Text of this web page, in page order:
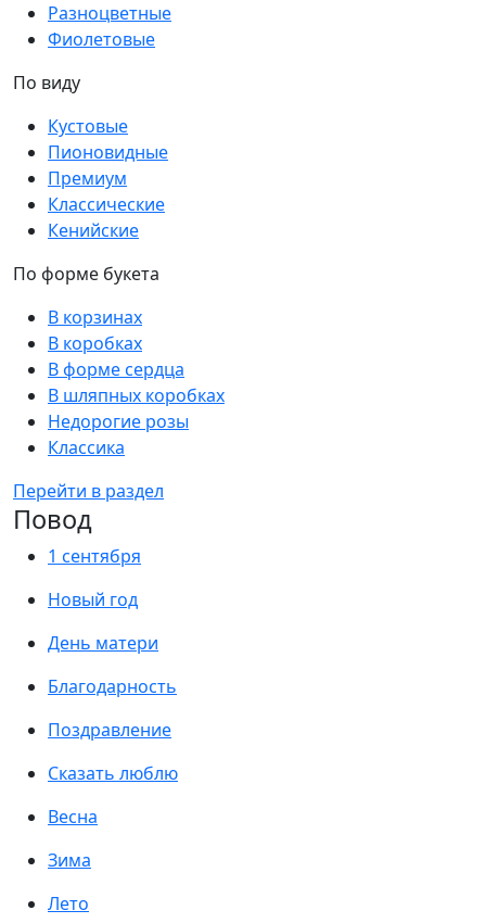
Разноцветные
Фиолетовые
По виду
Кустовые
Пионовидные
Премиум
Классические
Кенийские
По форме букета
В корзинах
В коробках
В форме сердца
В шляпных коробках
Недорогие розы
Классика
Перейти в раздел
Повод
1 сентября
Новый год
День матери
Благодарность
Поздравление
Сказать люблю
Весна
Зима
Лето